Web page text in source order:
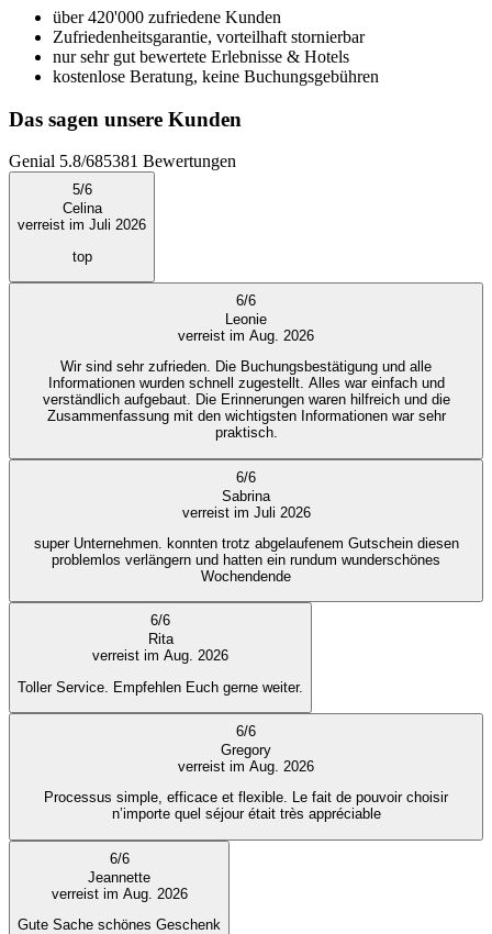
über 420'000 zufriedene Kunden
Zufriedenheitsgarantie, vorteilhaft stornierbar
nur sehr gut bewertete Erlebnisse & Hotels
kostenlose Beratung, keine Buchungsgebühren
Das sagen unsere Kunden
Genial 5.8/685381 Bewertungen
5/6
Celina
verreist im Juli 2026
top
6/6
Leonie
verreist im Aug. 2026
Wir sind sehr zufrieden. Die Buchungsbestätigung und alle
Informationen wurden schnell zugestellt. Alles war einfach und
verständlich aufgebaut. Die Erinnerungen waren hilfreich und die
Zusammenfassung mit den wichtigsten Informationen war sehr
praktisch.
6/6
Sabrina
verreist im Juli 2026
super Unternehmen. konnten trotz abgelaufenem Gutschein diesen
problemlos verlängern und hatten ein rundum wunderschönes
Wochendende
6/6
Rita
verreist im Aug. 2026
Toller Service. Empfehlen Euch gerne weiter.
6/6
Gregory
verreist im Aug. 2026
Processus simple, efficace et flexible. Le fait de pouvoir choisir
n’importe quel séjour était très appréciable
6/6
Jeannette
verreist im Aug. 2026
Gute Sache schönes Geschenk